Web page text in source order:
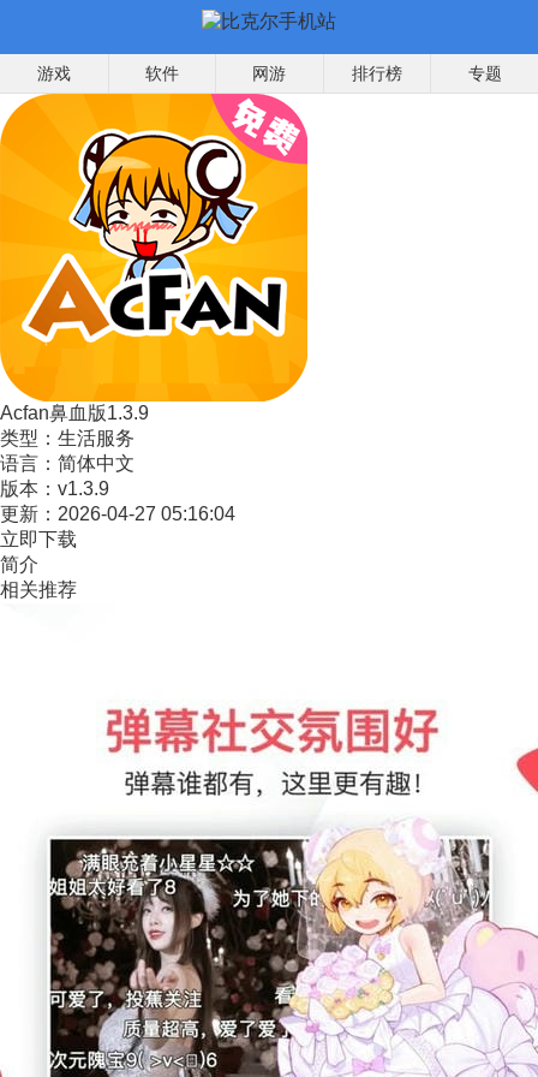
游戏 软件 网游 排行榜 专题
Acfan鼻血版1.3.9
类型： 生活服务
语言： 简体中文
版本： v1.3.9
更新： 2026-04-27 05:16:04
立即下载
简介
相关推荐